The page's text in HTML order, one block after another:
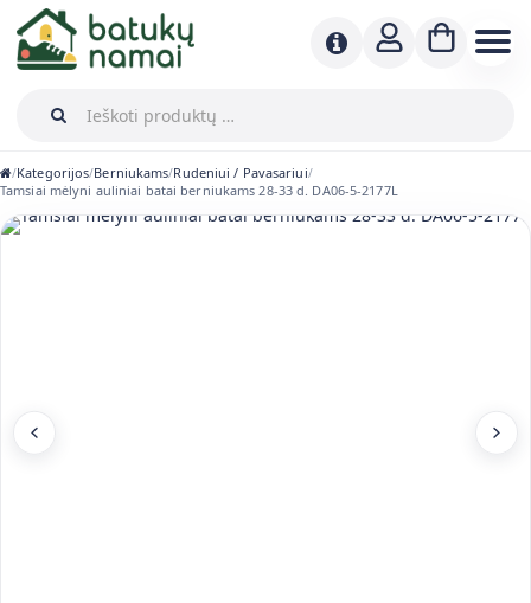
/Kategorijos/Berniukams/Rudeniui / Pavasariui/
Tamsiai mėlyni auliniai batai berniukams 28-33 d. DA06-5-2177L